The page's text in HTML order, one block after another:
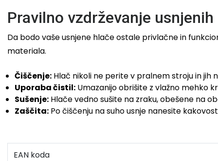
Pravilno vzdrževanje usnjenih
Da bodo vaše usnjene hlače ostale privlačne in
materiala.
Čiščenje: Hlač nikoli ne perite v pralnem stroju in jih
Uporaba čistil: Umazanijo obrišite z vlažno mehko
Sušenje: Hlače vedno sušite na zraku, obešene na
Zaščita: Po čiščenju na suho usnje nanesite
EAN koda